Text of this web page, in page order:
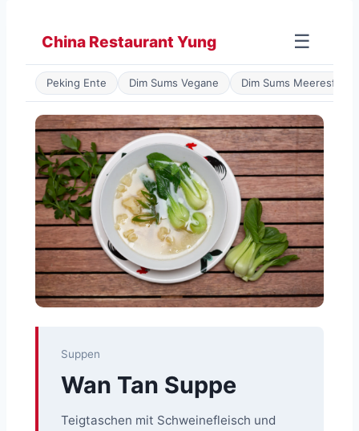
springen
China Restaurant Yung ☰
Peking Ente Dim Sums Vegane Dim Sums
Suppen
Wan Tan Suppe
Teigtaschen mit Schweinefleisch und